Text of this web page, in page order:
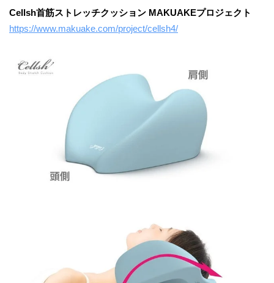
Cellsh首筋ストレッチクッション MAKUAKEプロジェクト
https://www.makuake.com/project/cellsh4/